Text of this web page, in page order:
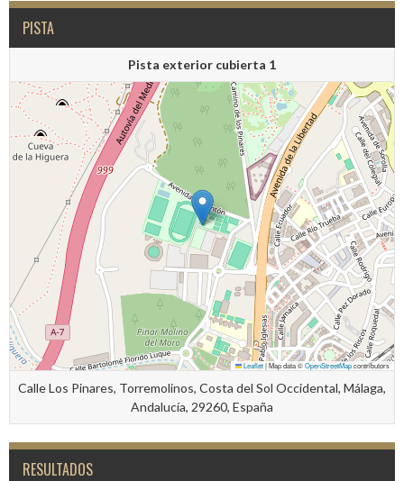
PISTA
Pista exterior cubierta 1
Leaflet|Map data ©OpenStreetMapcontributors
Calle Los Pinares, Torremolinos, Costa del Sol Occidental, Málaga,
Andalucía, 29260, España
RESULTADOS